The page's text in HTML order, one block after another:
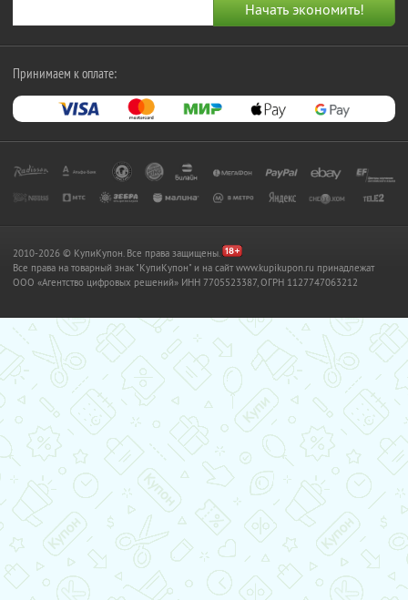
Принимаем к оплате:
2010-2026 © КупиКупон. Все права защищены.
Все права на товарный знак "КупиКупон" и на сайт www.kupikupon.ru принадлежат
OOO «Агентство цифровых решений» ИНН 7705523387, ОГРН 1127747063212